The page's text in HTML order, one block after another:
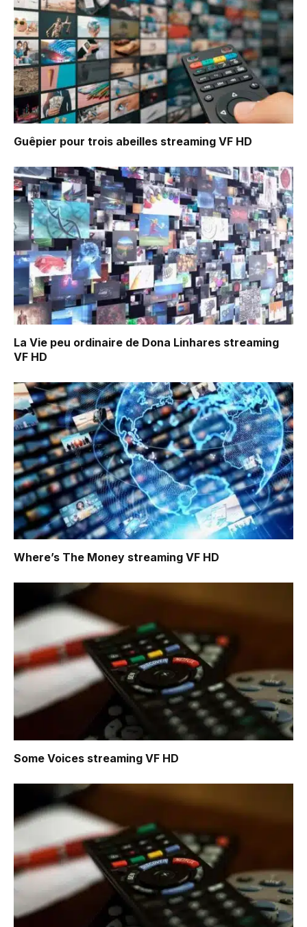
Guêpier pour trois abeilles streaming VF HD
La Vie peu ordinaire de Dona Linhares streaming
VF HD
Where’s The Money streaming VF HD
Some Voices streaming VF HD